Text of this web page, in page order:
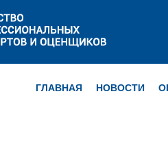
ГЛАВНАЯ НОВОСТИ